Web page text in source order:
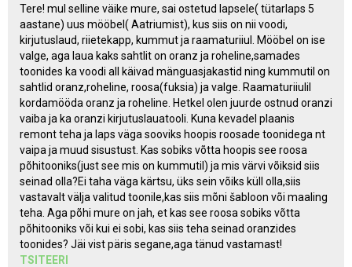
Tere! mul selline väike mure, sai ostetud lapsele( tütarlaps 5
aastane) uus mööbel( Aatriumist), kus siis on nii voodi,
kirjutuslaud, riietekapp, kummut ja raamaturiiul. Mööbel on ise
valge, aga laua kaks sahtlit on oranz ja roheline,samades
toonides ka voodi all käivad mänguasjakastid ning kummutil on
sahtlid oranz,roheline, roosa(fuksia) ja valge. Raamaturiiulil
kordamööda oranz ja roheline. Hetkel olen juurde ostnud oranzi
vaiba ja ka oranzi kirjutuslauatooli. Kuna kevadel plaanis
remont teha ja laps väga sooviks hoopis roosade toonidega nt
vaipa ja muud sisustust. Kas sobiks võtta hoopis see roosa
põhitooniks(just see mis on kummutil) ja mis värvi võiksid siis
seinad olla?Ei taha väga kärtsu, üks sein võiks küll olla,siis
vastavalt välja valitud toonile,kas siis mõni šabloon või maaling
teha. Aga põhi mure on jah, et kas see roosa sobiks võtta
põhitooniks või kui ei sobi, kas siis teha seinad oranzides
toonides? Jäi vist päris segane,aga tänud vastamast!
TSITEERI